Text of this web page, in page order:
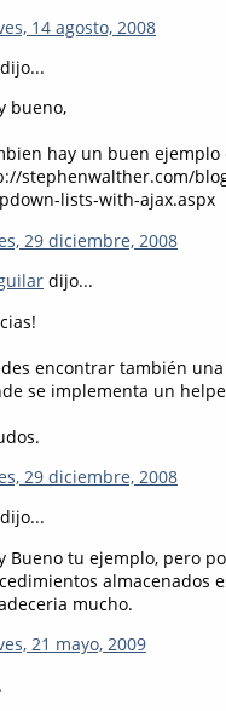
14 agosto, 2008
bueno,
hay un buen ejemplo
stephenwalther.com/
lists-with-ajax.aspx
29 diciembre, 2008
dijo...
encontrar también
se implementa un
29 diciembre, 2008
Bueno tu ejemplo, pero
almacenados
mucho.
21 mayo, 2009